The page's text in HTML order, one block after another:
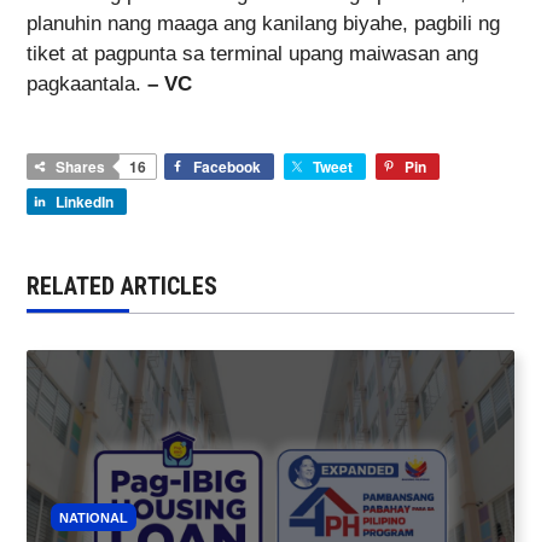
planuhin nang maaga ang kanilang biyahe, pagbili ng
tiket at pagpunta sa terminal upang maiwasan ang
pagkaantala. – VC
Shares 16 Facebook Tweet
Pin
LinkedIn
RELATED ARTICLES
NATIONAL